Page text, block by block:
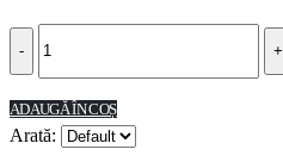
- +
ADAUGĂ ÎN COȘ
Arată: